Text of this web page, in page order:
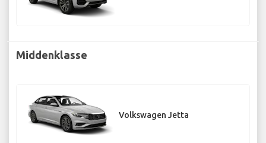
Middenklasse
Volkswagen Jetta